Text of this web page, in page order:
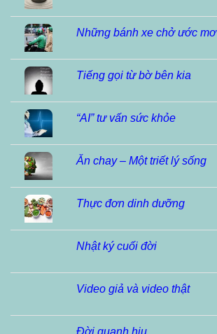
Những bánh xe chở ước mơ
Tiếng gọi từ bờ bên kia
“AI” tư vấn sức khỏe
Ăn chay – Một triết lý sống
Thực đơn dinh dưỡng
Nhật ký cuối đời
Video giả và video thật
Đời quạnh hiu